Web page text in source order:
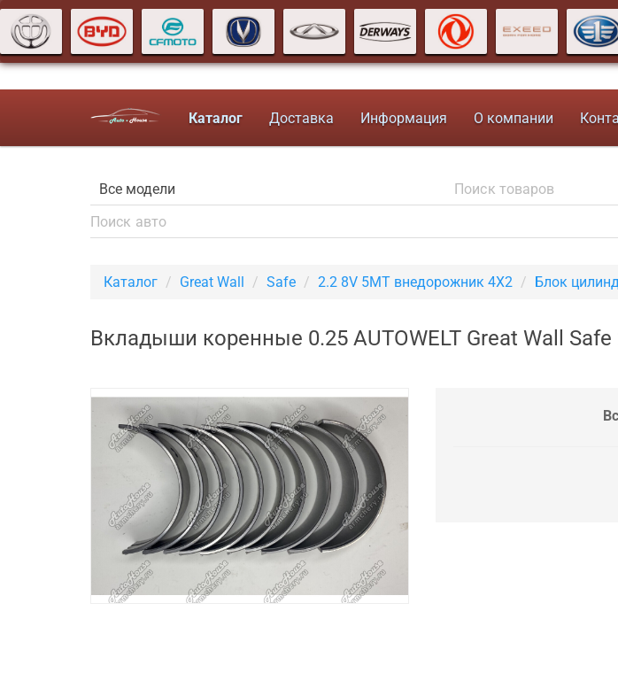
Каталог Доставка Информация О компании
Каталог Great Wall Safe 2.2 8V 5MT внедорожник 4X2 Блок
Вкладыши коренные 0.25 AUTOWELT Great Wall